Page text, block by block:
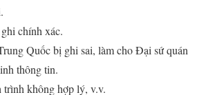
chính xác.
Quốc bị ghi sai, làm cho Đại sứ quán
thông tin.
không hợp lý, v.v.